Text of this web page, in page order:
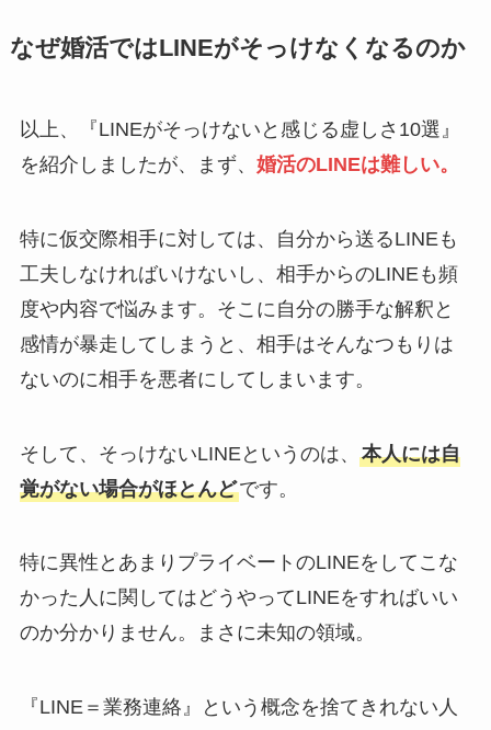
なぜ婚活ではLINEがそっけなくなるのか
以上、『LINEがそっけないと感じる虚しさ10選』
を紹介しましたが、まず、 婚活のLINEは難しい。
特に仮交際相手に対しては、自分から送るLINEも
工夫しなければいけないし、相手からのLINEも頻
度や内容で悩みます。そこに自分の勝手な解釈と
感情が暴走してしまうと、相手はそんなつもりは
ないのに相手を悪者にしてしまいます。
そして、そっけないLINEというのは、 本人には自
覚がない場合がほとんどです。
特に異性とあまりプライベートのLINEをしてこな
かった人に関してはどうやってLINEをすればいい
のか分かりません。まさに未知の領域。
『LINE＝業務連絡』という概念を捨てきれない人